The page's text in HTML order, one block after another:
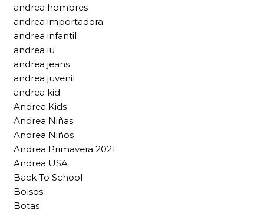
andrea hombres
andrea importadora
andrea infantil
andrea iu
andrea jeans
andrea juvenil
andrea kid
Andrea Kids
Andrea Niñas
Andrea Niños
Andrea Primavera 2021
Andrea USA
Back To School
Bolsos
Botas